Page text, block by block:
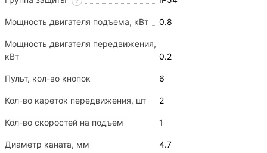
Мощность двигателя подъема, кВт 0.8
Мощность двигателя передвижения,
кВт
0.2
Пульт, кол-во кнопок 6
Кол-во кареток передвижения, шт 2
Кол-во скоростей на подъем 1
Диаметр каната, мм 4.7